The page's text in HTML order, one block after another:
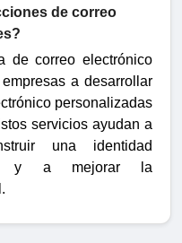
de correo
de correo electrónico
a desarrollar
personalizadas
servicios ayudan a
una identidad
y a mejorar la